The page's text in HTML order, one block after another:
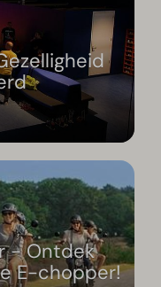
- Ontdek
E-chopper!